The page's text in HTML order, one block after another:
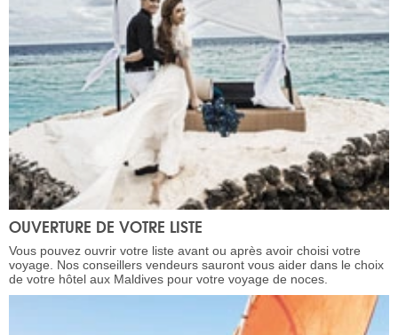
OUVERTURE DE VOTRE LISTE
Vous pouvez ouvrir votre liste avant ou après avoir choisi votre
voyage. Nos conseillers vendeurs sauront vous aider dans le choix
de votre hôtel aux Maldives pour votre voyage de noces.